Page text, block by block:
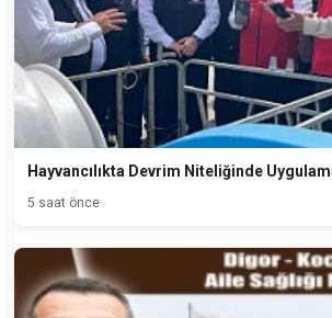
Hayvancılıkta Devrim Niteliğinde
5 saat önce